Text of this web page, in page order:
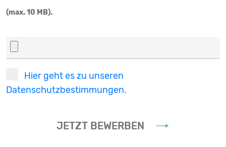
(max. 10 MB).
Hier geht es zu unseren
Datenschutzbestimmungen.
JETZT BEWERBEN